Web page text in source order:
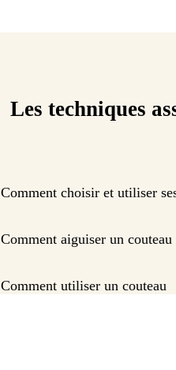
Les techniques
Comment choisir et utiliser
Comment aiguiser un couteau
Comment utiliser un couteau